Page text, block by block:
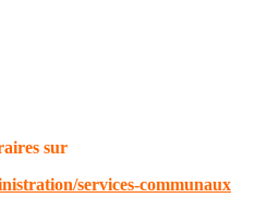
sur
services-communaux